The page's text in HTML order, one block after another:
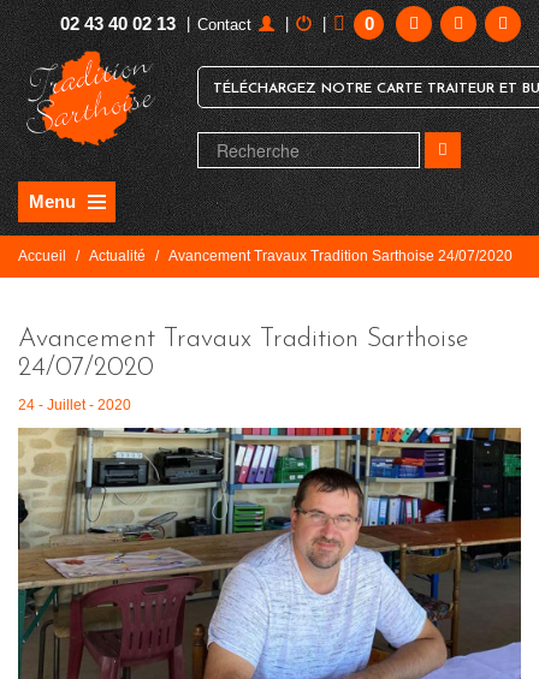
02 43 40 02 13 | Contact | | 0
TÉLÉCHARGEZ NOTRE CARTE TRAITEUR ET
Menu
Accueil / Actualité / Avancement Travaux Tradition Sarthoise 24/07/2020
Avancement Travaux Tradition Sarthoise
24/07/2020
24 - Juillet - 2020